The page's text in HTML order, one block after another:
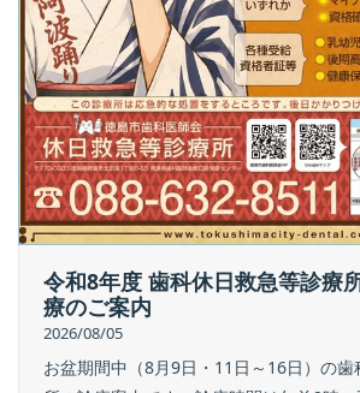
令和8年度 歯科休日救急等診療
療のご案内
2026/08/05
お盆期間中（8月9日・11日～16日）の歯